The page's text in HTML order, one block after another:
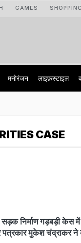
GAMES SHOPPING
मनोरंजन लाइफ़स्टाइल
CASE
निर्माण गड़बड़ी केस में
पत्रकार मुकेश चंद्राकर ने